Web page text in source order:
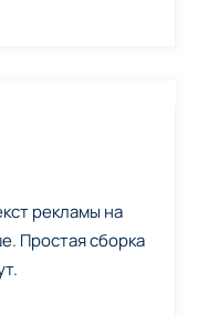
рекламы на
Простая сборка